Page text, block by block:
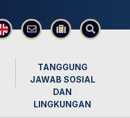
TANGGUNG
JAWAB SOSIAL
DAN
LINGKUNGAN